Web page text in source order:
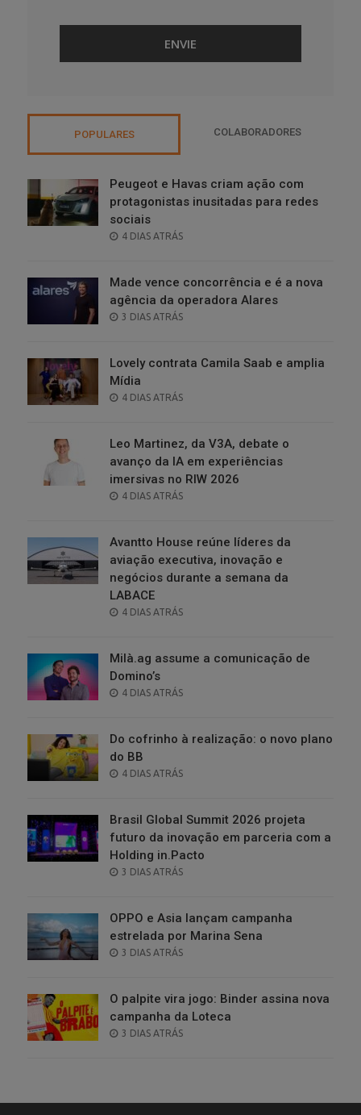
POPULARES COLABORADORES
Peugeot e Havas criam ação com
protagonistas inusitadas para redes
sociais
POSTED
4 DIAS ATRÁS
Made vence concorrência e é a nova
agência da operadora Alares
POSTED
3 DIAS ATRÁS
Lovely contrata Camila Saab e amplia
Mídia
POSTED
4 DIAS ATRÁS
Leo Martinez, da V3A, debate o
avanço da IA em experiências
imersivas no RIW 2026
POSTED
4 DIAS ATRÁS
Avantto House reúne líderes da
aviação executiva, inovação e
negócios durante a semana da
LABACE
POSTED
4 DIAS ATRÁS
Milà.ag assume a comunicação de
Domino’s
POSTED
4 DIAS ATRÁS
Do cofrinho à realização: o novo plano
do BB
POSTED
4 DIAS ATRÁS
Brasil Global Summit 2026 projeta
futuro da inovação em parceria com a
Holding in.Pacto
POSTED
3 DIAS ATRÁS
OPPO e Asia lançam campanha
estrelada por Marina Sena
POSTED
3 DIAS ATRÁS
O palpite vira jogo: Binder assina nova
campanha da Loteca
POSTED
3 DIAS ATRÁS